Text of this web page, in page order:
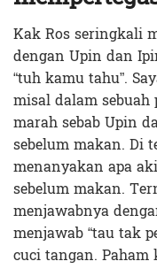
Kak Ros seringkali
dengan Upin dan
“tuh kamu tahu”.
misal dalam sebuah
marah sebab Upin
sebelum makan. Di
menanyakan apa
sebelum makan.
menjawabnya
menjawab “tau tak
cuci tangan. Paham